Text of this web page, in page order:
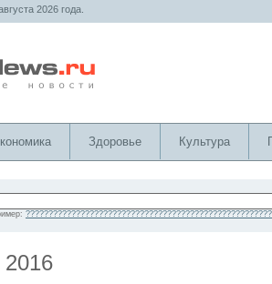
2026 года.
Здоровье Культура